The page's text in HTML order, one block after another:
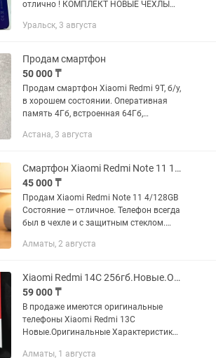
отлично ! КОМПЛЕКТ НОВЫЕ ЧЕХЛЫ
ДОСТАВКА
Уральск, 3 августа
Продам смартфон
50 000 ₸
Продам смартфон Xiaomi Redmi 9T, б/у,
в хорошем состоянии. Оперативная
память 4Гб, встроенная 64Гб,
2,4ГГц, дисплей 6,53 дюйм (разрешение
Астана, 3 августа
Смартфон Xiaomi Redmi Note 11 128 GB телефон сотка мобильный ксяоми ридми
45 000 ₸
Продам Xiaomi Redmi Note 11 4/128GB
Состояние — отличное. Телефон всегда
был в чехле и с защитным стеклом.
новый — быстрый, плавный, ничего не
Алматы, 2 августа
Xiaomi Redmi 14C 256гб.Новые.Оригинал
59 000 ₸
В продаже имеются оригинальные
телефоны Xiaomi Redmi 13C
Новые.Оригинальные Характеристики:
Алматы, 1 августа